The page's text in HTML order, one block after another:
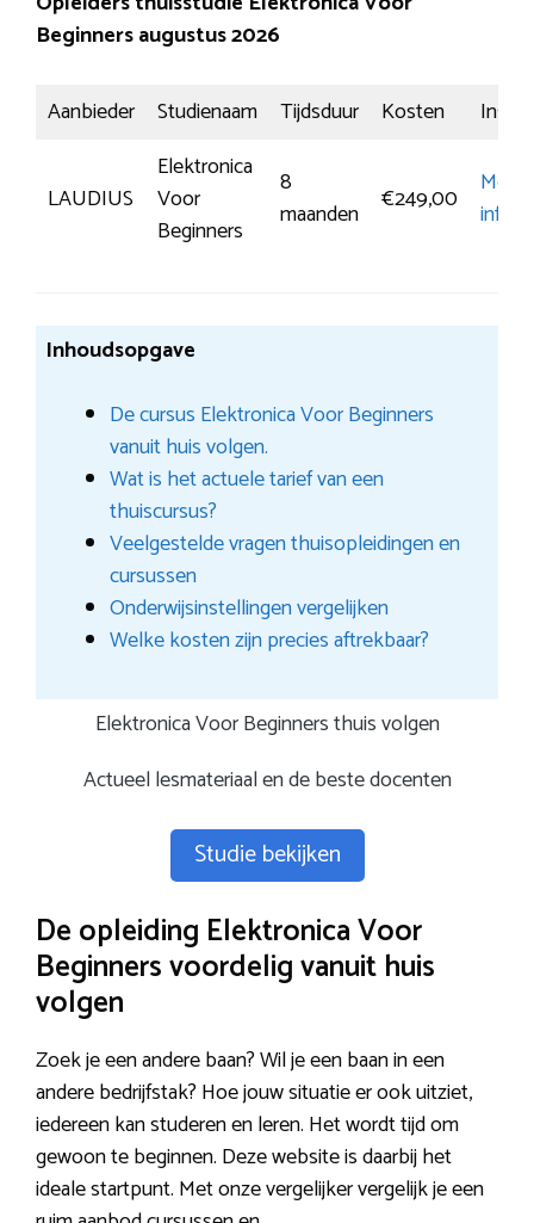
Beginners augustus 2026
Aanbieder Studienaam Tijdsduur Kosten
LAUDIUS
Elektronica
Voor
Beginners
8
maanden
€249,00
Meer
Inhoudsopgave
De cursus Elektronica Voor Beginners
vanuit huis volgen.
Wat is het actuele tarief van een
thuiscursus?
Veelgestelde vragen thuisopleidingen en
cursussen
Onderwijsinstellingen vergelijken
Welke kosten zijn precies aftrekbaar?
Elektronica Voor Beginners thuis volgen
Actueel lesmateriaal en de beste docenten
Studie bekijken
De opleiding Elektronica Voor
Beginners voordelig vanuit huis
volgen
Zoek je een andere baan? Wil je een baan in een
andere bedrijfstak? Hoe jouw situatie er ook uitziet,
iedereen kan studeren en leren. Het wordt tijd om
gewoon te beginnen. Deze website is daarbij het
ideale startpunt. Met onze vergelijker vergelijk je een